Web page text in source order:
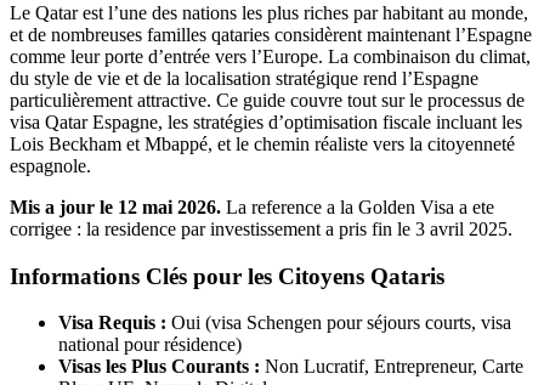
Le Qatar est l’une des nations les plus riches par habitant au monde,
et de nombreuses familles qataries considèrent maintenant l’Espagne
comme leur porte d’entrée vers l’Europe. La combinaison du climat,
du style de vie et de la localisation stratégique rend l’Espagne
particulièrement attractive. Ce guide couvre tout sur le processus de
visa Qatar Espagne, les stratégies d’optimisation fiscale incluant les
Lois Beckham et Mbappé, et le chemin réaliste vers la citoyenneté
espagnole.
Mis a jour le 12 mai 2026. La reference a la Golden Visa a ete
corrigee : la residence par investissement a pris fin le 3 avril 2025.
Informations Clés pour les Citoyens Qataris
Visa Requis : Oui (visa Schengen pour séjours courts, visa
national pour résidence)
Visas les Plus Courants : Non Lucratif, Entrepreneur, Carte